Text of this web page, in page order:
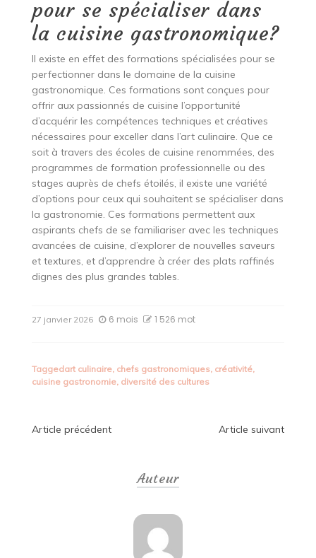
pour se spécialiser dans
la cuisine gastronomique?
Il existe en effet des formations spécialisées pour se
perfectionner dans le domaine de la cuisine
gastronomique. Ces formations sont conçues pour
offrir aux passionnés de cuisine l’opportunité
d’acquérir les compétences techniques et créatives
nécessaires pour exceller dans l’art culinaire. Que ce
soit à travers des écoles de cuisine renommées, des
programmes de formation professionnelle ou des
stages auprès de chefs étoilés, il existe une variété
d’options pour ceux qui souhaitent se spécialiser dans
la gastronomie. Ces formations permettent aux
aspirants chefs de se familiariser avec les techniques
avancées de cuisine, d’explorer de nouvelles saveurs
et textures, et d’apprendre à créer des plats raffinés
dignes des plus grandes tables.
27 janvier 2026 6 mois 1 526 mot
Taggedart culinaire, chefs gastronomiques, créativité,
cuisine gastronomie, diversité des cultures
Navigation
Article précédent Article suivant
Auteur